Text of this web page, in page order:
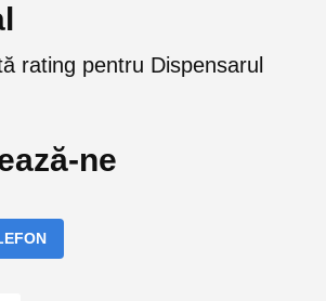
rating pentru Dispensarul
ne